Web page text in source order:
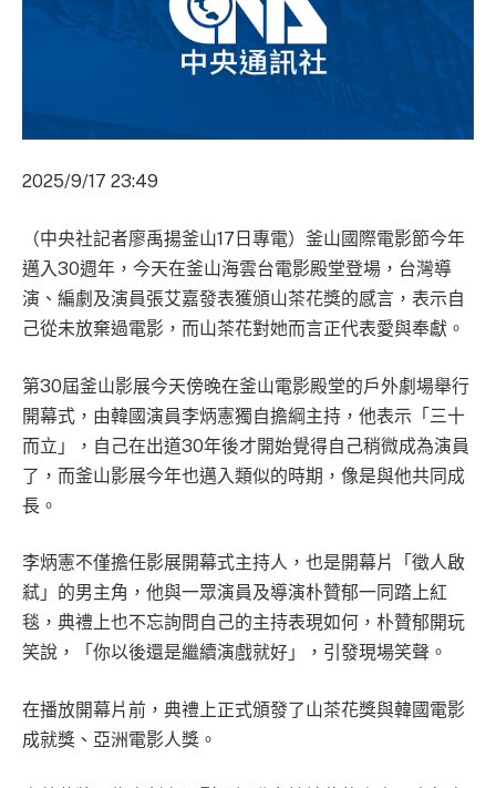
2025/9/17 23:49
（中央社記者廖禹揚釜山17日專電）釜山國際電影節今年
邁入30週年，今天在釜山海雲台電影殿堂登場，台灣導
演、編劇及演員張艾嘉發表獲頒山茶花獎的感言，表示自
己從未放棄過電影，而山茶花對她而言正代表愛與奉獻。
第30屆釜山影展今天傍晚在釜山電影殿堂的戶外劇場舉行
開幕式，由韓國演員李炳憲獨自擔綱主持，他表示「三十
而立」，自己在出道30年後才開始覺得自己稍微成為演員
了，而釜山影展今年也邁入類似的時期，像是與他共同成
長。
李炳憲不僅擔任影展開幕式主持人，也是開幕片「徵人啟
弒」的男主角，他與一眾演員及導演朴贊郁一同踏上紅
毯，典禮上也不忘詢問自己的主持表現如何，朴贊郁開玩
笑說，「你以後還是繼續演戲就好」，引發現場笑聲。
在播放開幕片前，典禮上正式頒發了山茶花獎與韓國電影
成就獎、亞洲電影人獎。